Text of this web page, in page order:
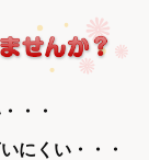
・・
にくい・・・